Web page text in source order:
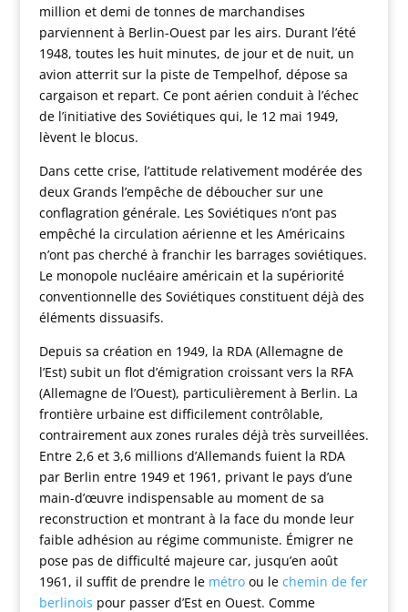
million et demi de tonnes de marchandises
parviennent à Berlin-Ouest par les airs. Durant l’été
1948, toutes les huit minutes, de jour et de nuit, un
avion atterrit sur la piste de Tempelhof, dépose sa
cargaison et repart. Ce pont aérien conduit à l’échec
de l’initiative des Soviétiques qui, le 12 mai 1949,
lèvent le blocus.
Dans cette crise, l’attitude relativement modérée des
deux Grands l’empêche de déboucher sur une
conflagration générale. Les Soviétiques n’ont pas
empêché la circulation aérienne et les Américains
n’ont pas cherché à franchir les barrages soviétiques.
Le monopole nucléaire américain et la supériorité
conventionnelle des Soviétiques constituent déjà des
éléments dissuasifs.
Depuis sa création en 1949, la RDA (Allemagne de
l’Est) subit un flot d’émigration croissant vers la RFA
(Allemagne de l’Ouest), particulièrement à Berlin. La
frontière urbaine est difficilement contrôlable,
contrairement aux zones rurales déjà très surveillées.
Entre 2,6 et 3,6 millions d’Allemands fuient la RDA
par Berlin entre 1949 et 1961, privant le pays d’une
main-d’œuvre indispensable au moment de sa
reconstruction et montrant à la face du monde leur
faible adhésion au régime communiste. Émigrer ne
pose pas de difficulté majeure car, jusqu’en août
1961, il suffit de prendre le métroou le chemin de fer
berlinois pour passer d’Est en Ouest. Comme